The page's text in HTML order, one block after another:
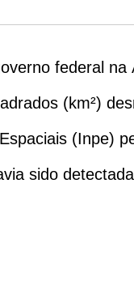
federal
(km²)
(Inpe)
sido